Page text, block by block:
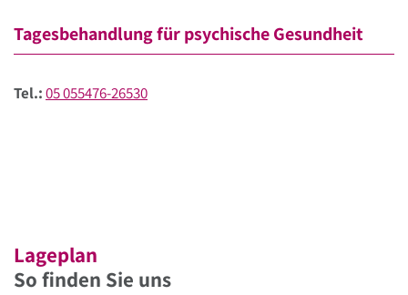
Tagesbehandlung für psychische Gesundheit
Tel.:05 055476-26530
Lageplan
So finden Sie uns